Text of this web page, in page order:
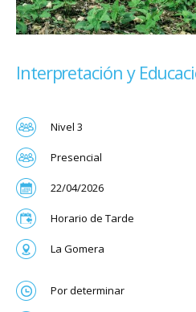
Interpretación y
Nivel 3
Presencial
22/04/2026
Horario de Tarde
La Gomera
Por determinar